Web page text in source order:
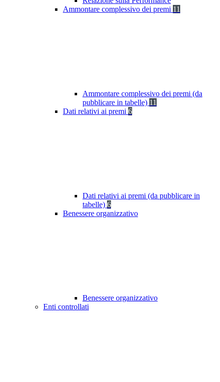
Ammontare complessivo dei premi 11
Ammontare complessivo dei premi (da
pubblicare in tabelle) 11
Dati relativi ai premi 6
Dati relativi ai premi (da pubblicare in
tabelle) 6
Benessere organizzativo
Benessere organizzativo
Enti controllati